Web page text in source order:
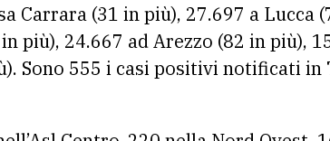
Carrara (31 in più), 27.697 a Lucca
più), 24.667 ad Arezzo (82 in più),
Sono 555 i casi positivi notificati in